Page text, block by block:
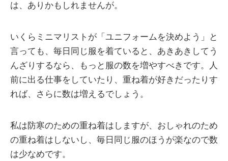
は、ありかもしれませんが。
いくらミニマリストが「ユニフォームを決めよう」と
言っても、毎日同じ服を着ていると、あきあきしてう
んざりするなら、もっと服の数を増やすべきです。人
前に出る仕事をしていたり、重ね着が好きだったりす
れば、さらに数は増えるでしょう。
私は防寒のための重ね着はしますが、おしゃれのため
の重ね着はしないし、毎日同じ服のほうが楽なので数
は少なめです。